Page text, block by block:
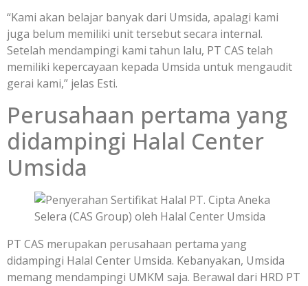
“Kami akan belajar banyak dari Umsida, apalagi kami
juga belum memiliki unit tersebut secara internal.
Setelah mendampingi kami tahun lalu, PT CAS telah
memiliki kepercayaan kepada Umsida untuk mengaudit
gerai kami,” jelas Esti.
Perusahaan pertama yang
didampingi Halal Center
Umsida
PT CAS merupakan perusahaan pertama yang
didampingi Halal Center Umsida. Kebanyakan, Umsida
memang mendampingi UMKM saja. Berawal dari HRD PT